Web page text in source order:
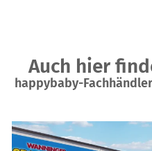
Auch hier
happybaby-